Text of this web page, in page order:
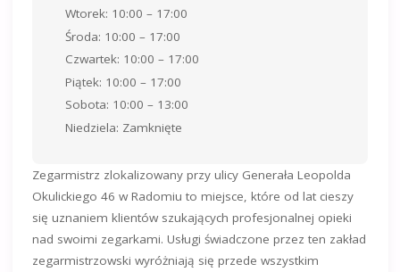
Wtorek: 10:00 – 17:00
Środa: 10:00 – 17:00
Czwartek: 10:00 – 17:00
Piątek: 10:00 – 17:00
Sobota: 10:00 – 13:00
Niedziela: Zamknięte
Zegarmistrz zlokalizowany przy ulicy Generała Leopolda
Okulickiego 46 w Radomiu to miejsce, które od lat cieszy
się uznaniem klientów szukających profesjonalnej opieki
nad swoimi zegarkami. Usługi świadczone przez ten zakład
zegarmistrzowski wyróżniają się przede wszystkim